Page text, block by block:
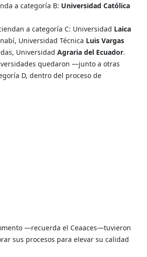
a categoría B: Universidad Católica
a categoría C: Universidad Laica
Universidad Técnica Luis Vargas
UniversidadAgraria del Ecuador.
quedaron —junto a otras
D, dentro del proceso de
—recuerda el Ceaaces—tuvieron
sus procesos para elevar su calidad